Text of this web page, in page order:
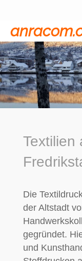
Textilien
Textilien
Die
der Altstadt
gegründet.
und